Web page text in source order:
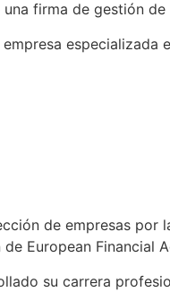
firma de gestión
empresa
de empresas por
European Financial
su carrera